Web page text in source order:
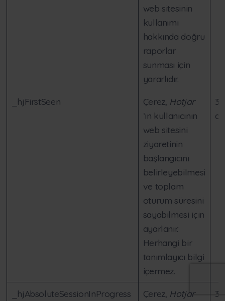
web sitesinin
kullanımı
hakkında doğru
raporlar
sunması için
yararlıdır.
_hjFirstSeen Çerez, Hotjar
‘ın kullanıcının
web sitesini
ziyaretinin
başlangıcını
belirleyebilmesi
ve toplam
oturum süresini
sayabilmesi için
ayarlanır.
Herhangi bir
tanımlayıcı bilgi
içermez.
30
_hjAbsoluteSessionInProgress Çerez, Hotjar 30